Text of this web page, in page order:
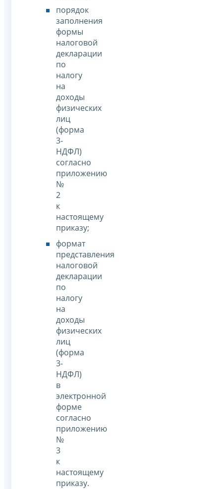
порядок
заполнения
формы
налоговой
декларации
по
налогу
на
доходы
физических
лиц
(форма
3-
НДФЛ)
согласно
приложению
№
2
к
настоящему
приказу;
формат
представления
налоговой
декларации
по
налогу
на
доходы
физических
лиц
(форма
3-
НДФЛ)
в
электронной
форме
согласно
приложению
№
3
к
настоящему
приказу.